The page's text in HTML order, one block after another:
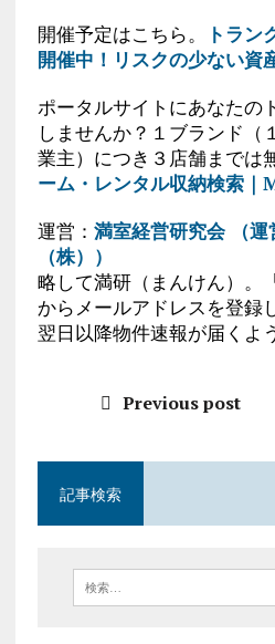
開催予定はこちら。
トラン
開催中！リスクの少ない資
ポータルサイトにあなたの
しませんか？１ブランド（
業主）につき３店舗までは
ーム・レンタル収納検索｜
運営： 満室経営研究会 （
（株））
略して満研（まんけん）。
からメールアドレスを登録
翌日以降物件速報が届くよ
Previous post
記事検索